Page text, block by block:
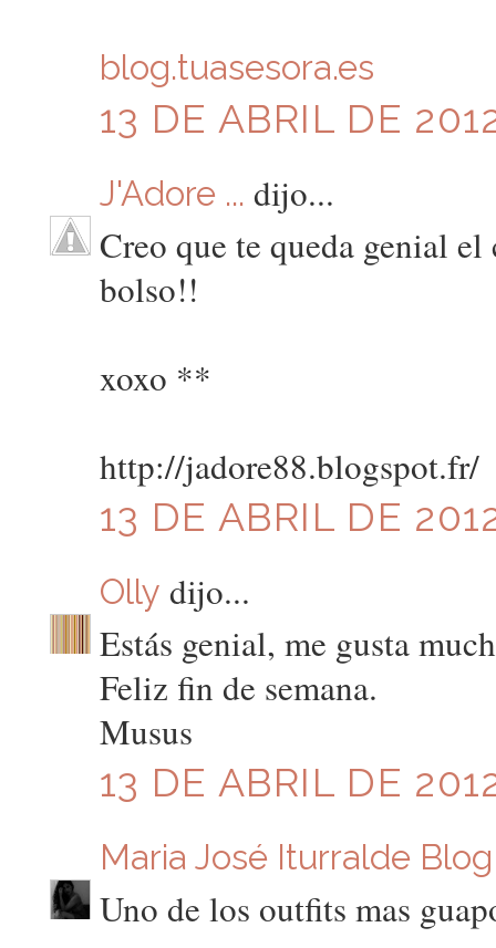
blog.tuasesora.es
13 DE ABRIL DE
J'Adore ... dijo...
Creo que te queda genial
bolso!!
xoxo **
http://jadore88.blogspot.fr/
13 DE ABRIL DE
Olly dijo...
Estás genial, me gusta
Feliz fin de semana.
Musus
13 DE ABRIL DE
Maria José Iturralde Blog
Uno de los outfits mas